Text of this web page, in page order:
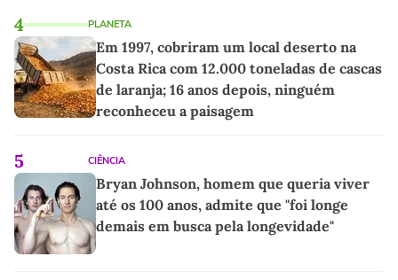
4 PLANETA
Em 1997, cobriram um local deserto na
Costa Rica com 12.000 toneladas de cascas
de laranja; 16 anos depois, ninguém
reconheceu a paisagem
5 CIÊNCIA
Bryan Johnson, homem que queria viver
até os 100 anos, admite que "foi longe
demais em busca pela longevidade"